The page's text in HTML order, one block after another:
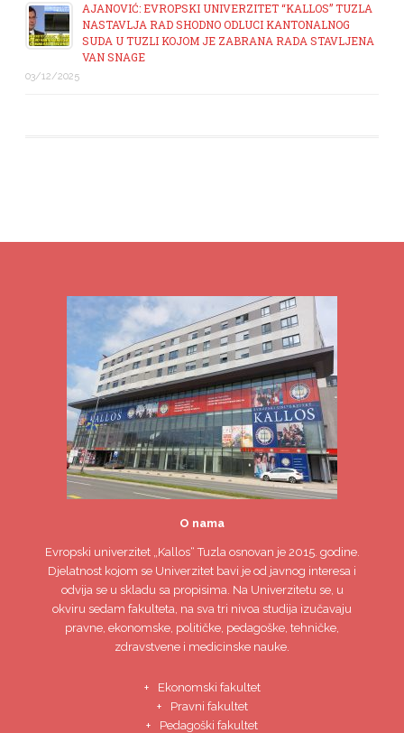
AJANOVIĆ: EVROPSKI UNIVERZITET “KALLOS” TUZLA
NASTAVLJA RAD SHODNO ODLUCI KANTONALNOG
SUDA U TUZLI KOJOM JE ZABRANA RADA STAVLJENA
VAN SNAGE
03/12/2025
O nama
Evropski univerzitet„Kallos“ Tuzla osnovan je 2015. godine.
Djelatnost kojom se Univerzitet bavi je od javnog interesa i
odvija se u skladu sa propisima. Na Univerzitetu se, u
okviru sedam fakulteta, na sva tri nivoa studija izučavaju
pravne, ekonomske, političke, pedagoške, tehničke,
zdravstvene i medicinske nauke.
Ekonomski fakultet
Pravni fakultet
Pedagoški fakultet